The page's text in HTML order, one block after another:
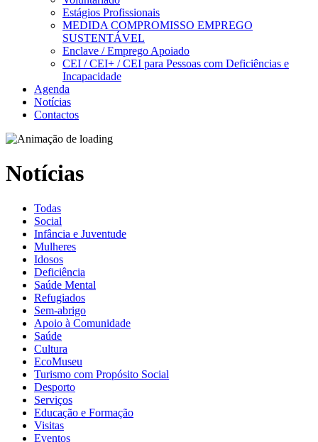
Estágios Profissionais
MEDIDA COMPROMISSO EMPREGO
SUSTENTÁVEL
Enclave / Emprego Apoiado
CEI / CEI+ / CEI para Pessoas com Deficiências e
Incapacidade
Agenda
Notícias
Contactos
Notícias
Todas
Social
Infância e Juventude
Mulheres
Idosos
Deficiência
Saúde Mental
Refugiados
Sem-abrigo
Apoio à Comunidade
Saúde
Cultura
EcoMuseu
Turismo com Propósito Social
Desporto
Serviços
Educação e Formação
Visitas
Eventos